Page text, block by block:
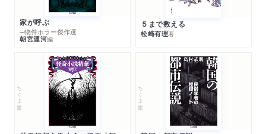
家が呼ぶ
─物件ホラー傑作選
朝宮運河編
５まで数える
松崎有理著
ちくま文庫 ちくま文庫